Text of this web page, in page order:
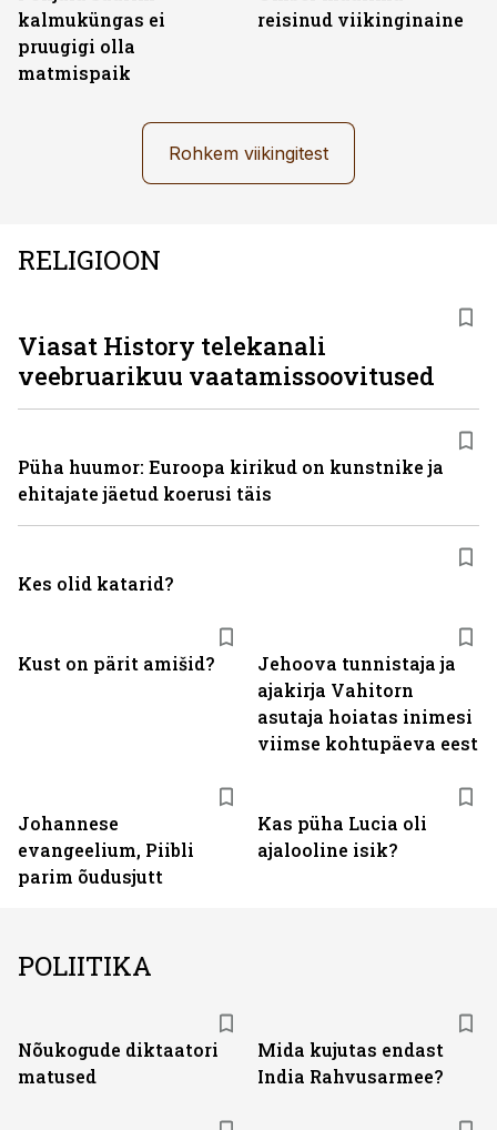
kalmuküngas ei
pruugigi olla
matmispaik
reisinud viikinginaine
Rohkem viikingitest
RELIGIOON
Kust on pärit amišid?
Jehoova tunnistaja ja
ajakirja Vahitorn
asutaja hoiatas inimesi
viimse kohtupäeva eest
Johannese
evangeelium, Piibli
parim õudusjutt
Kas püha Lucia oli
ajalooline isik?
Viasat History telekanali
veebruarikuu vaatamissoovitused
Püha huumor: Euroopa kirikud on kunstnike ja
ehitajate jäetud koerusi täis
Kes olid katarid?
POLIITIKA
Nõukogude diktaatori
matused
Mida kujutas endast
India Rahvusarmee?